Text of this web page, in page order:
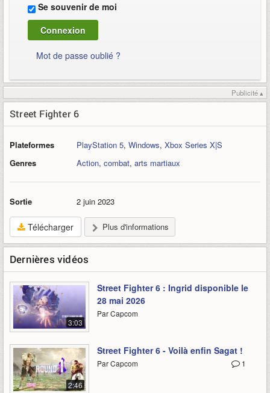
Se souvenir de moi
Mot de passe oublié ?
Publicité ▴
Street Fighter 6
Plateformes PlayStation 5, Windows, Xbox Series X|S
Genres
Action, combat, arts martiaux
Sortie 2 juin 2023
Télécharger Plus d'informations
Dernières vidéos
3:03
Street Fighter 6 : Ingrid disponible le
28 mai 2026
Par Capcom
2:46
Street Fighter 6 - Voilà enfin Sagat !
1
Par Capcom